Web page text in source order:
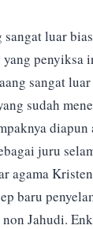
luar
yang penyiksa
sangat
sudah
juru
agama
baru
Jahudi.